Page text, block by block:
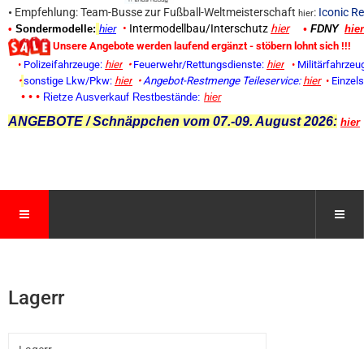
• Empfehlung: Team-Busse zur Fußball-Weltmeisterschaft hier: Iconic
• Sondermodelle: hier • Intermodellbau/Interschutz hier • FDNY hier
Unsere Angebote werden laufend ergänzt - stöbern lohnt sich !!!
• Polizeifahrzeuge: hier • Feuerwehr/Rettungsdienste: hier •
• sonstige Lkw/Pkw: hier • Angebot-Restmenge Teileservice: hier •
• • • Rietze Ausverkauf Restbestände: hier
ANGEBOTE / Schnäppchen vom 07.-09. August 2026: hier
Lagerr